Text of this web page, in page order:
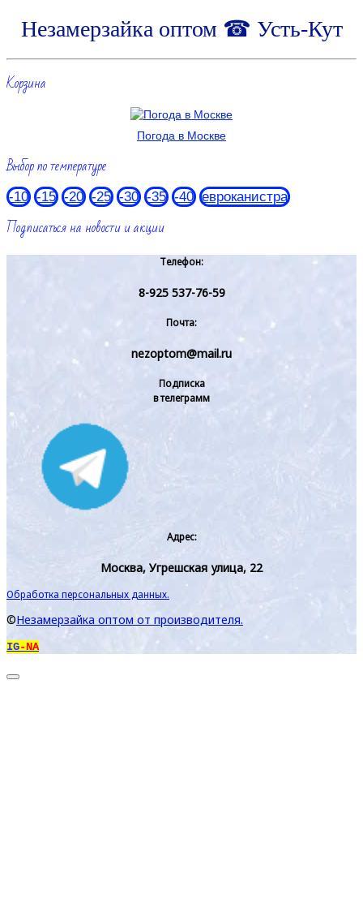
Незамерзайка оптом ☎ Усть-Кут
Корзина
Погода в Москве
Выбор по температуре
-10 -15 -20 -25 -30 -35 -40 евроканистра
Подписаться на новости и акции
Телефон:
8-925 537-76-59
Почта:
nezoptom@mail.ru
Подписка
в телеграмм
Адрес:
Москва, Угрешская улица, 22
Обработка персональных данных.
©Незамерзайка оптом от производителя.
IG-NA